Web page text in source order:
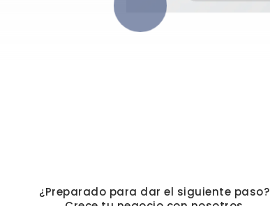
¿Preparado para dar el siguiente paso?